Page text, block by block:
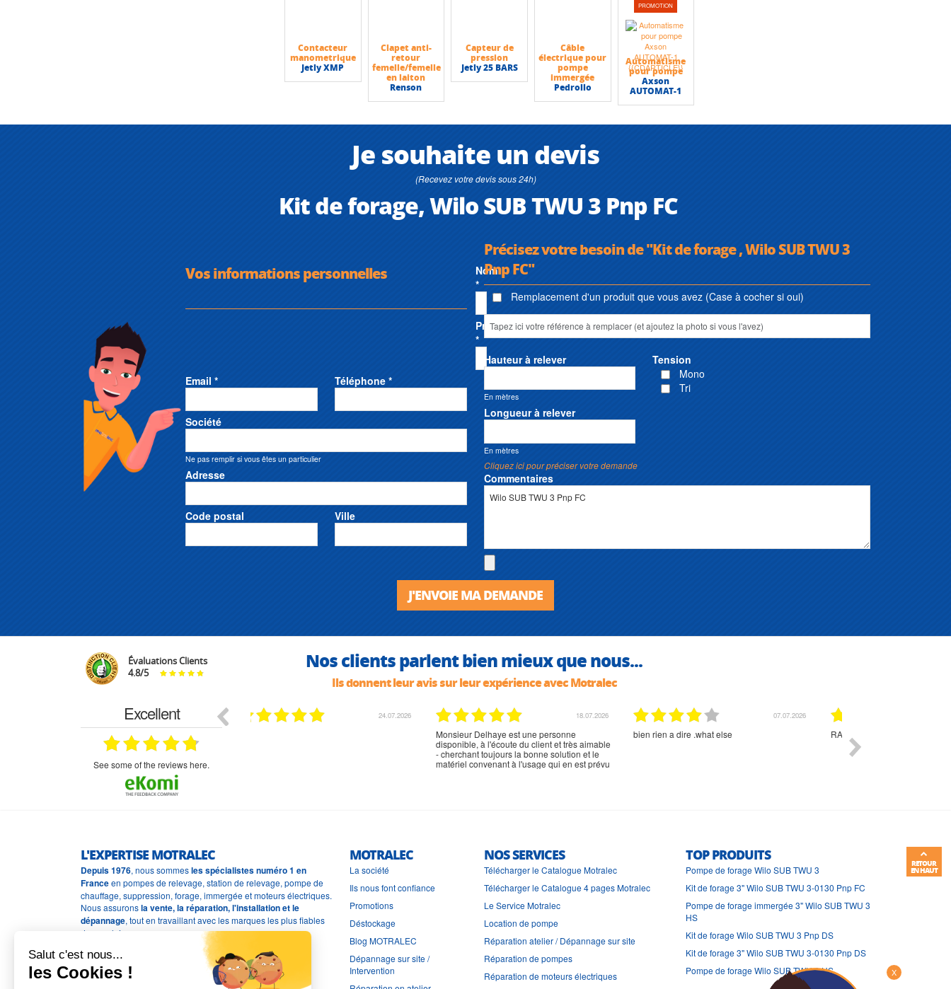
Contacteur
manometrique
Jetly XMP
Clapet anti-
retour
femelle/femelle
en laiton
Renson
Capteur de
pression
Jetly 25 BARS
Câble
électrique pour
pompe
immergée
Pedrollo
PROMOTION
Automatisme
pour pompe
Axson
AUTOMAT-1
Je souhaite un devis
(Recevez votre devis sous 24h)
Kit de forage, Wilo SUB TWU 3 Pnp FC
Vos informations personnelles
Nom
*
Prénom
*
Email * Téléphone *
Société
Ne pas remplir si vous êtes un particulier
Adresse
Code postal Ville
Précisez votre besoin de "Kit de forage , Wilo SUB TWU 3
Pnp FC"
Remplacement d'un produit que vous avez (Case à cocher si oui)
Hauteur à relever
En mètres
Tension
Mono
Tri
Longueur à relever
En mètres
Cliquez ici pour préciser votre demande
Commentaires
J'ENVOIE MA DEMANDE
Évaluations Clients
4.8/5 Nos clients parlent bien mieux que nous...
Ils donnent leur avis sur leur expérience avec Motralec
Excellent
see some of the reviews here.
07.07.2026
bien rien a dire .what else
02.07.2026 02.07.2026
rien à signaler, très content
01.07.2026
Commande et délais parfait
L'EXPERTISE MOTRALEC
Depuis 1976, nous sommesles spécialistes numéro 1 en
Franceen pompes de relevage, station de relevage, pompe de
chauffage, suppression, forage, immergée et moteurs électriques.
Nous assuronsla vente, la réparation, l'installation et le
dépannage, tout en travaillant avec les marques les plus fiables
du marché.
MOTRALEC
La société
Ils nous font confiance
Promotions
Déstockage
Blog MOTRALEC
Dépannage sur site /
Intervention
NOS SERVICES
Télécharger le Catalogue Motralec
Télécharger le Catalogue 4 pages Motralec
Le Service Motralec
Location de pompe
Réparation atelier / Dépannage sur site
Réparation de pompes
Réparation de moteurs électriques
TOP PRODUITS
Pompe de forage Wilo SUB TWU 3
Kit de forage 3" Wilo SUB TWU 3-0130 Pnp FC
Pompe de forage immergée 3" Wilo SUB TWU 3
HS
Kit de forage Wilo SUB TWU 3 Pnp DS
Kit de forage 3" Wilo SUB TWU 3-0130 Pnp DS
Pompe de forage Wilo SUB TWU 3 HS
X
RETOUR
EN HAUT